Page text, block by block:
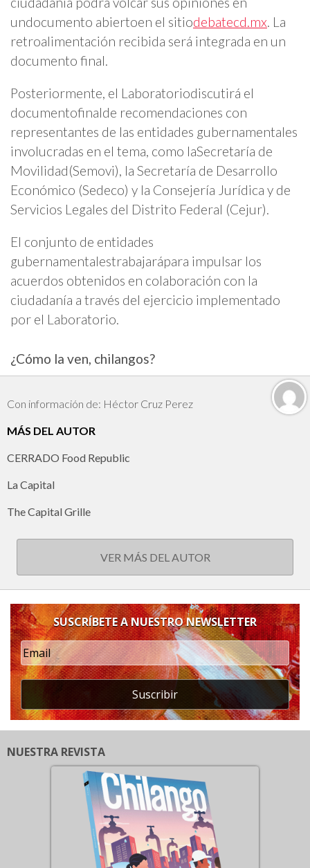
undocumento abiertoen el sitiodebatecd.mx. La
retroalimentación recibida será integrada en un
documento final.
Posteriormente, el Laboratoriodiscutirá el
documentofinalde recomendaciones con
representantes de las entidades gubernamentales
involucradas en el tema, como laSecretaría de
Movilidad(Semovi), la Secretaría de Desarrollo
Económico (Sedeco) y la Consejería Jurídica y de
Servicios Legales del Distrito Federal (Cejur).
El conjunto de entidades
gubernamentalestrabajarápara impulsar los
acuerdos obtenidos en colaboración con la
ciudadanía a través del ejercicio implementado
por el Laboratorio.
¿Cómo la ven, chilangos?
Con información de: Héctor Cruz Perez
MÁS DEL AUTOR
CERRADO Food Republic
La Capital
The Capital Grille
VER MÁS DEL AUTOR
SUSCRÍBETE A NUESTRO NEWSLETTER
Suscribir
NUESTRA REVISTA